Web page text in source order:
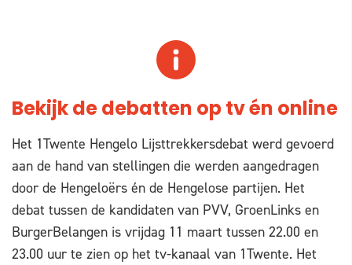
Bekijk de debatten op tv én online
Het 1Twente Hengelo Lijsttrekkersdebat werd gevoerd
aan de hand van stellingen die werden aangedragen
door de Hengeloërs én de Hengelose partijen. Het
debat tussen de kandidaten van PVV, GroenLinks en
BurgerBelangen is vrijdag 11 maart tussen 22.00 en
23.00 uur te zien op het tv-kanaal van 1Twente. Het